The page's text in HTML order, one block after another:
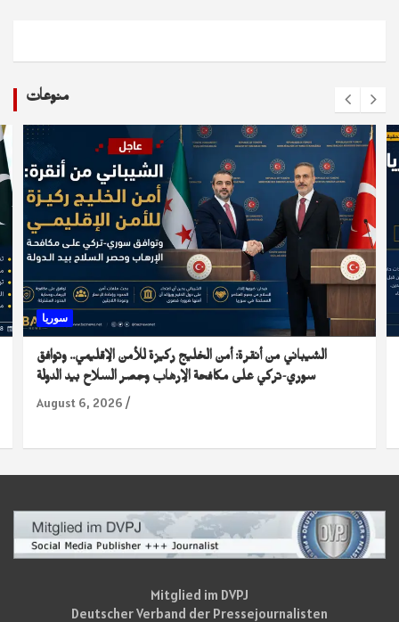
منوعات
سوريا
الشيباني من أنقرة: أمن الخليج ركيزة للأمن الإقليمي.. وتوافق
سوري-تركي على مكافحة الإرهاب وحصر السلاح بيد الدولة
August 6, 2026
Mitglied im DVPJ
Deutscher Verband der Pressejournalisten